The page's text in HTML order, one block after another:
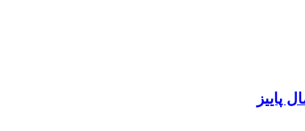
پاییز